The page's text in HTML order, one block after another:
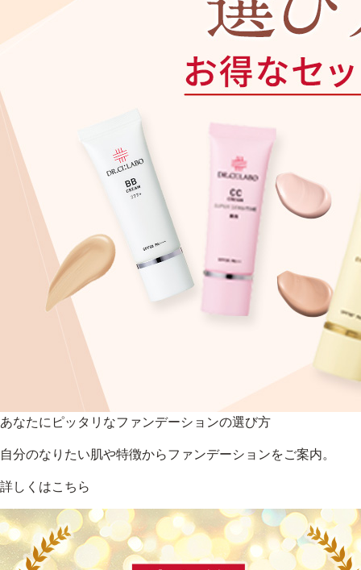
あなたにピッタリなファンデーションの選び方
自分のなりたい肌や特徴からファンデーションをご案内。
詳しくはこちら